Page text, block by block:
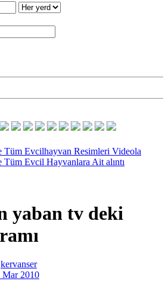
Tüm Evcilhayvan Resimleri Videola
Evcil Hayvanlara Ait alıntı
yaban tv deki
kervanser
Mar 2010